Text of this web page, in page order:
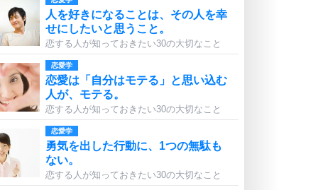
人を好きになることは、その人を幸
せにしたいと思うこと。
恋する人が知っておきたい30の大切なこと
恋愛学
恋愛は「自分はモテる」と思い込む
人が、モテる。
恋する人が知っておきたい30の大切なこと
恋愛学
勇気を出した行動に、1つの無駄も
ない。
恋する人が知っておきたい30の大切なこと